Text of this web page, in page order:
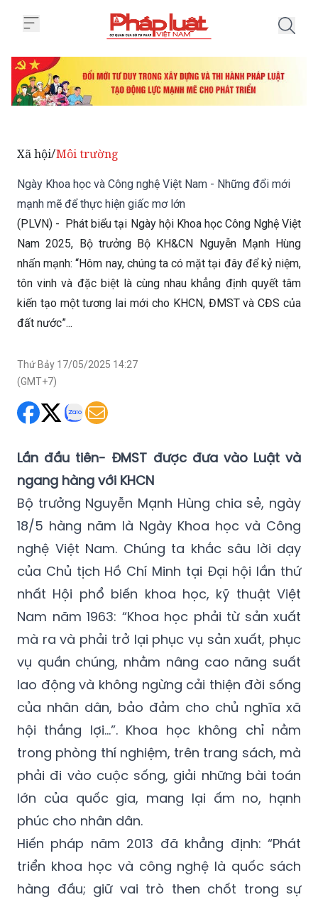
Xã hội/Môi trường
Ngày Khoa học và Công nghệ Việt Nam - Những đổi mới
mạnh mẽ để thực hiện giấc mơ lớn
(PLVN) - Phát biểu tại Ngày hội Khoa học Công Nghệ Việt
Nam 2025, Bộ trưởng Bộ KH&CN Nguyễn Mạnh Hùng
nhấn mạnh: “Hôm nay, chúng ta có mặt tại đây để kỷ niệm,
tôn vinh và đặc biệt là cùng nhau khẳng định quyết tâm
kiến tạo một tương lai mới cho KHCN, ĐMST và CĐS của
đất nước”...
Thứ Bảy 17/05/2025 14:27
(GMT+7)
Lần đầu tiên- ĐMST được đưa vào Luật và
ngang hàng với KHCN
Bộ trưởng Nguyễn Mạnh Hùng chia sẻ, ngày
18/5 hàng năm là Ngày Khoa học và Công
nghệ Việt Nam. Chúng ta khắc sâu lời dạy
của Chủ tịch Hồ Chí Minh tại Đại hội lần thứ
nhất Hội phổ biến khoa học, kỹ thuật Việt
Nam năm 1963: “Khoa học phải từ sản xuất
mà ra và phải trở lại phục vụ sản xuất, phục
vụ quần chúng, nhằm nâng cao năng suất
lao động và không ngừng cải thiện đời sống
của nhân dân, bảo đảm cho chủ nghĩa xã
hội thắng lợi...”. Khoa học không chỉ nằm
trong phòng thí nghiệm, trên trang sách, mà
phải đi vào cuộc sống, giải những bài toán
lớn của quốc gia, mang lại ấm no, hạnh
phúc cho nhân dân.
Hiến pháp năm 2013 đã khẳng định: “Phát
triển khoa học và công nghệ là quốc sách
hàng đầu; giữ vai trò then chốt trong sự